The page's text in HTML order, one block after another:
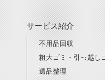
サービス紹介
不用品回収
粗大ゴミ・引っ越し
遺品整理